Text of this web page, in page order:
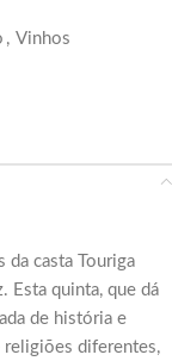
, Vinhos
casta Touriga
Esta quinta, que dá
de história e
religiões diferentes,